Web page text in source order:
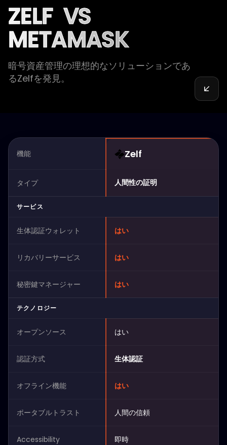
ZELF VS
METAMASK
暗号資産管理の理想的なソリューションであ
るZelfを発見。
機能 Zelf
タイプ 人間性の証明
サービス
生体認証ウォレット はい
リカバリーサービス はい
秘密鍵マネージャー はい
テクノロジー
オープンソース はい
認証方式 生体認証
オフライン機能 はい
ポータブルトラスト 人間の信頼
Accessibility 即時